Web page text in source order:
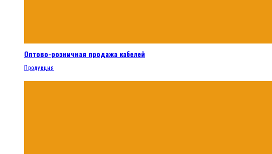
Оптово-розничная продажа кабелей
Продукция